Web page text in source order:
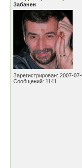
Забанен
Зарегистрирован: 2007-
Сообщений: 1141